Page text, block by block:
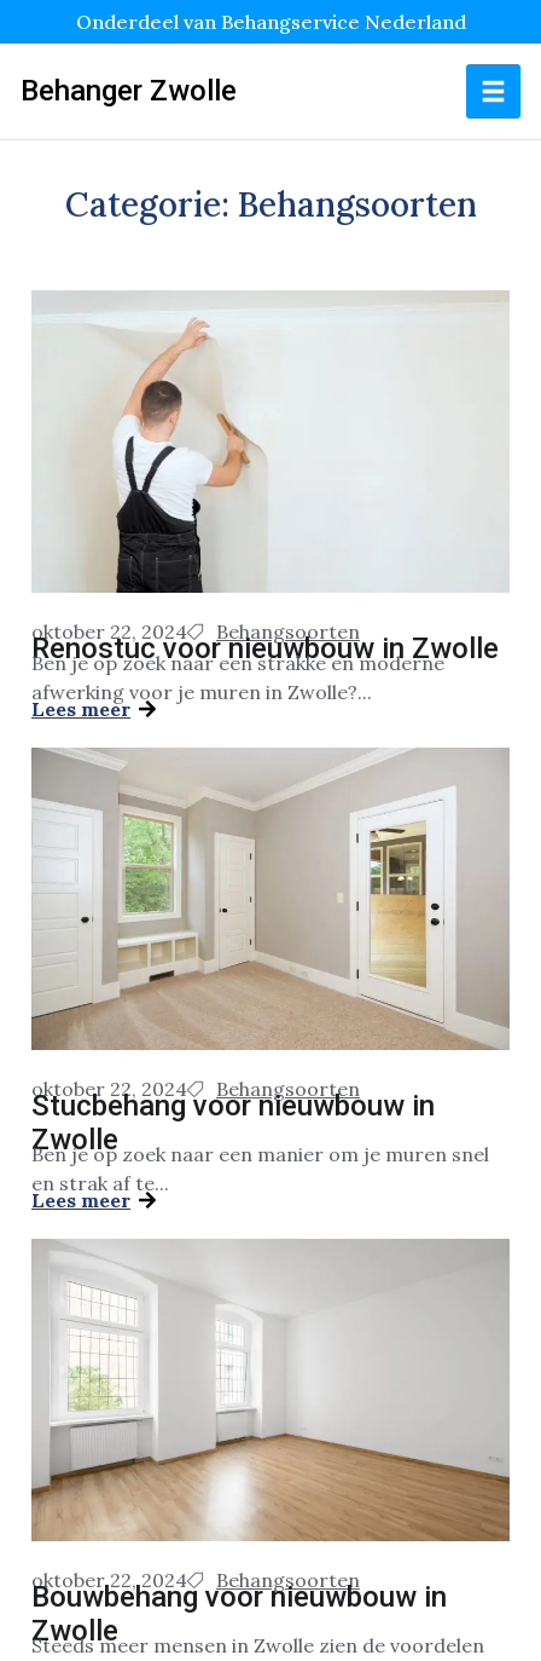
Onderdeel van Behangservice Nederland
Behanger Zwolle
Categorie: Behangsoorten
oktober 22, 2024 Behangsoorten
Renostuc voor nieuwbouw in Zwolle
Ben je op zoek naar een strakke en moderne
afwerking voor je muren in Zwolle?...
Lees meer
oktober 22, 2024 Behangsoorten
Stucbehang voor nieuwbouw in
Zwolle
Ben je op zoek naar een manier om je muren snel
en strak af te...
Lees meer
oktober 22, 2024 Behangsoorten
Bouwbehang voor nieuwbouw in
Zwolle
Steeds meer mensen in Zwolle zien de voordelen